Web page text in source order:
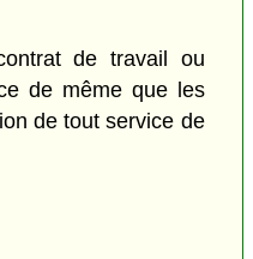
de travail ou
de même que les
de tout service de